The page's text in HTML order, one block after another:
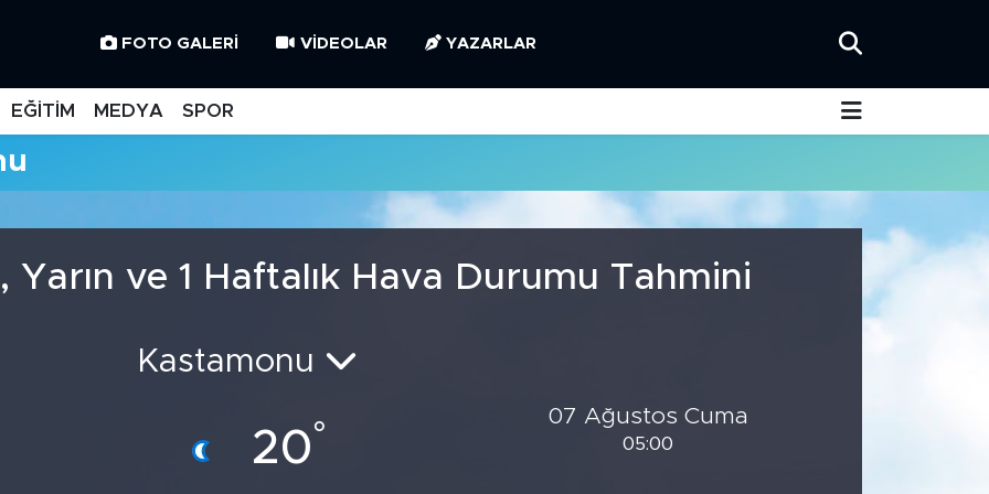
FOTO GALERI VIDEOLAR YAZARLAR
EĞİTİM MEDYA SPOR
Yarın ve 1 Haftalık Hava Durumu Tahmini
Kastamonu
20°
07 Ağustos Cuma
05:00